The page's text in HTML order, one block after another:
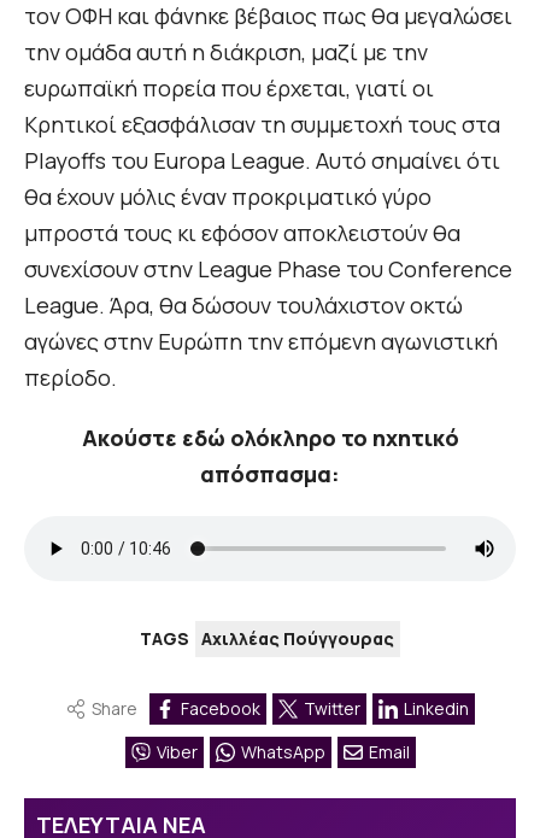
τον ΟΦΗ και φάνηκε βέβαιος πως θα μεγαλώσει
την ομάδα αυτή η διάκριση, μαζί με την
ευρωπαϊκή πορεία που έρχεται, γιατί οι
Κρητικοί εξασφάλισαν τη συμμετοχή τους στα
Playoffs του Europa League. Αυτό σημαίνει ότι
θα έχουν μόλις έναν προκριματικό γύρο
μπροστά τους κι εφόσον αποκλειστούν θα
συνεχίσουν στην League Phase του Conference
League. Άρα, θα δώσουν τουλάχιστον οκτώ
αγώνες στην Ευρώπη την επόμενη αγωνιστική
περίοδο.
Ακούστε εδώ ολόκληρο το ηχητικό
απόσπασμα:
TAGS Αχιλλέας Πούγγουρας
Share Facebook Twitter
Linkedin
Viber
WhatsApp Email
ΤΕΛΕΥΤΑΙΑ ΝΕΑ